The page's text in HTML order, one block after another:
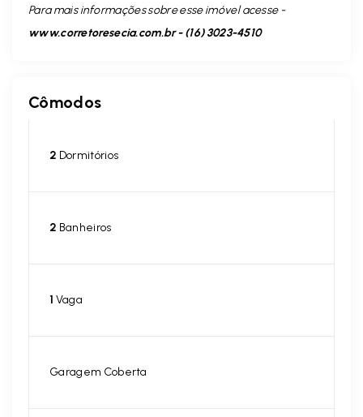
Para mais informações sobre esse imóvel acesse -
www.corretoresecia.com.br - (16) 3023-4510
Cômodos
2 Dormitórios
2 Banheiros
1 Vaga
Garagem Coberta